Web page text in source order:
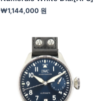
₩1,144,000 원